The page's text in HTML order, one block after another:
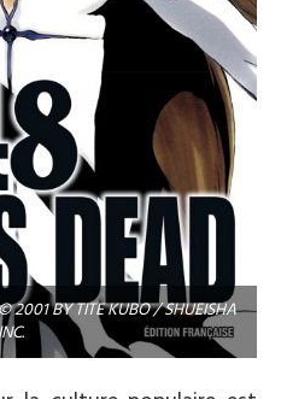
BY TITE KUBO / SHUEISHA
INC.